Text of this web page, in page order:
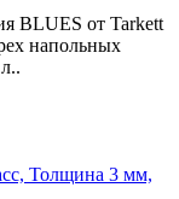
BLUES от Tarkett
напольных